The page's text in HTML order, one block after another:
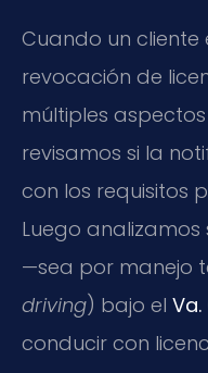
Cuando un
revocación de
múltiples
revisamos si la
con los requisitos
Luego
—sea por manejo
driving) bajo el
conducir con